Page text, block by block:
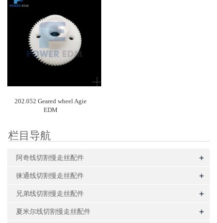
202.052 Geared wheel Agie
EDM
栏目导航
阿奇线切割慢走丝配件 +
徕通线切割慢走丝配件 +
兄弟线切割慢走丝配件 +
夏米尔线切割慢走丝配件 +